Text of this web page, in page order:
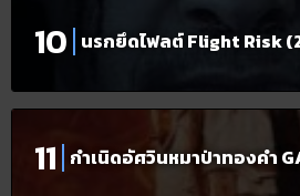
นรกยึดไฟลต์ Flight Risk
กำเนิดอัศวินหมาป่าทองคำ